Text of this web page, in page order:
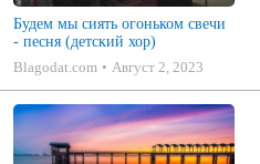
Будем мы сиять огоньком свечи
- песня (детский хор)
Blagodat.com
Август 2, 2023